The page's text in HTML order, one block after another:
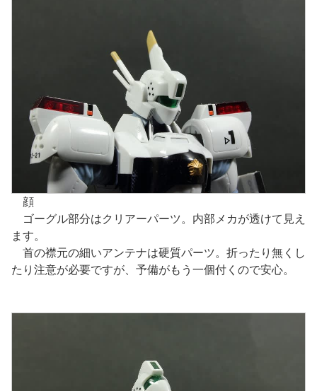
顔
ゴーグル部分はクリアーパーツ。内部メカが透けて見え
ます。
首の襟元の細いアンテナは硬質パーツ。折ったり無くし
たり注意が必要ですが、予備がもう一個付くので安心。